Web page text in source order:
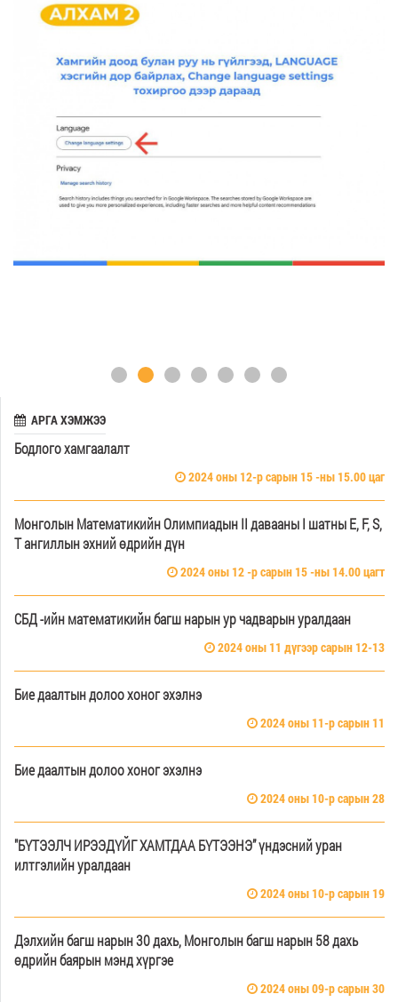
АРГА ХЭМЖЭЭ
Бодлого хамгаалалт
2024 оны 12-р сарын 15 -ны 15.00 цаг
Монголын Математикийн Олимпиадын II давааны I шатны E, F, S,
T ангиллын эхний өдрийн дүн
2024 оны 12 -р сарын 15 -ны 14.00 цагт
СБД -ийн математикийн багш нарын ур чадварын уралдаан
2024 оны 11 дүгээр сарын 12-13
Бие даалтын долоо хоног эхэлнэ
2024 оны 11-р сарын 11
Бие даалтын долоо хоног эхэлнэ
2024 оны 10-р сарын 28
"БҮТЭЭЛЧ ИРЭЭДҮЙГ ХАМТДАА БҮТЭЭНЭ” үндэсний уран
илтгэлийн уралдаан
2024 оны 10-р сарын 19
Дэлхийн багш нарын 30 дахь, Монголын багш нарын 58 дахь
өдрийн баярын мэнд хүргэе
2024 оны 09-р сарын 30